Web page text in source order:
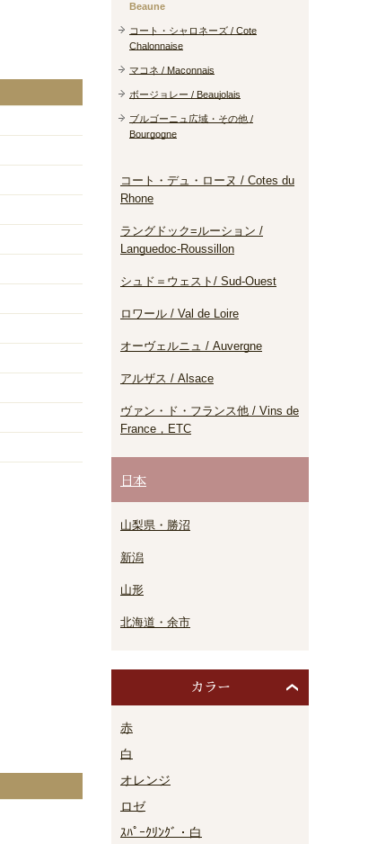
Beaune
コート・シャロネーズ / Cote
Chalonnaise
マコネ / Maconnais
ボージョレー / Beaujolais
ブルゴーニュ広域・その他 /
Bourgogne
コート・デュ・ローヌ / Cotes du
Rhone
ラングドック=ルーション /
Languedoc-Roussillon
シュド＝ウェスト/ Sud-Ouest
ロワール / Val de Loire
オーヴェルニュ / Auvergne
アルザス / Alsace
ヴァン・ド・フランス他 / Vins de
France，ETC
日本
山梨県・勝沼
新潟
山形
北海道・余市
カラー
赤
白
オレンジ
ロゼ
ｽﾊﾟｰｸﾘﾝｸﾞ・白